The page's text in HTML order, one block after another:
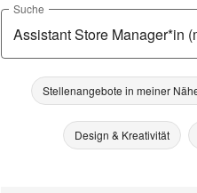
Suche
Stellenangebote in meiner
Design & Kreativität